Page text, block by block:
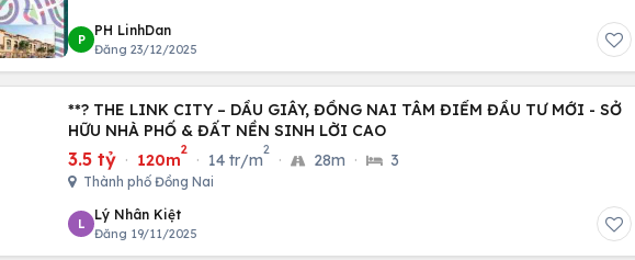
P
PH LinhDan
Đăng 23/12/2025
**? THE LINK CITY – DẦU GIÂY, ĐỒNG NAI TÂM ĐIỂM ĐẦU TƯ MỚI - SỞ
HỮU NHÀ PHỐ & ĐẤT NỀN SINH LỜI CAO
3.5 tỷ · 120m
2
· 14 tr/m
2
· 28m · 3
Thành phố Đồng Nai
L
Lý Nhân Kiệt
Đăng 19/11/2025